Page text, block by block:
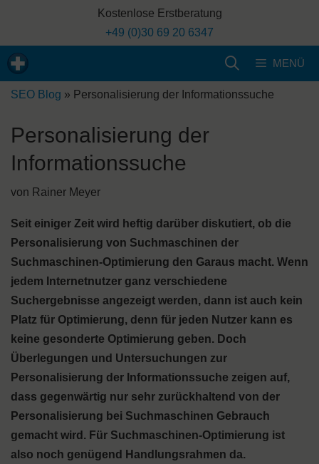
Kostenlose Erstberatung
+49 (0)30 69 20 6347
MENÜ
SEO Blog » Personalisierung der Informationssuche
Personalisierung der
Informationssuche
von Rainer Meyer
Seit einiger Zeit wird heftig darüber diskutiert, ob die
Personalisierung von Suchmaschinen der
Suchmaschinen-Optimierung den Garaus macht. Wenn
jedem Internetnutzer ganz verschiedene
Suchergebnisse angezeigt werden, dann ist auch kein
Platz für Optimierung, denn für jeden Nutzer kann es
keine gesonderte Optimierung geben. Doch
Überlegungen und Untersuchungen zur
Personalisierung der Informationssuche zeigen auf,
dass gegenwärtig nur sehr zurückhaltend von der
Personalisierung bei Suchmaschinen Gebrauch
gemacht wird. Für Suchmaschinen-Optimierung ist
also noch genügend Handlungsrahmen da.